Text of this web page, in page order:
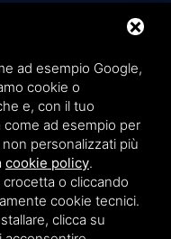
Sitemap
ad esempio Google,
cookie o
e, con il tuo
ad esempio per
personalizzati più
cookie policy.
o cliccando
cookie tecnici.
clicca su